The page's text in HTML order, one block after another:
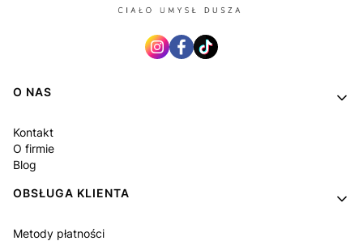
Linki w stopce
O NAS
Kontakt
O firmie
Blog
OBSŁUGA KLIENTA
Metody płatności